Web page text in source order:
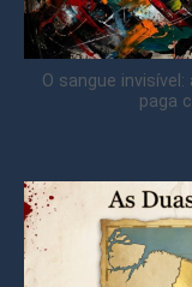
O sangue
paga